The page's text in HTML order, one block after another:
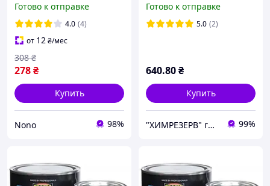
Преобразователь
ржавчины для авто 500
мл Защита от ржавчины
Готово к отправке
4.0 (4)
от 12₴/мес
278₴
308 ₴
Купить
Nono 98%
PROTEX 3.4кг (тара 5л)
Готово к отправке
5.0 (2)
640.80₴
Купить
"ХИМРЕЗЕРВ" группа компаний: ТОВ "ПРОГРЕС 2010", ТОВ "ХІМРЕЗЕРВ-УКРАЇНА" 99%